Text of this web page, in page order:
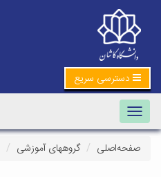
دسترسی سریع
Toggle navigation
صفحه‌اصلی گروههای آموزشی